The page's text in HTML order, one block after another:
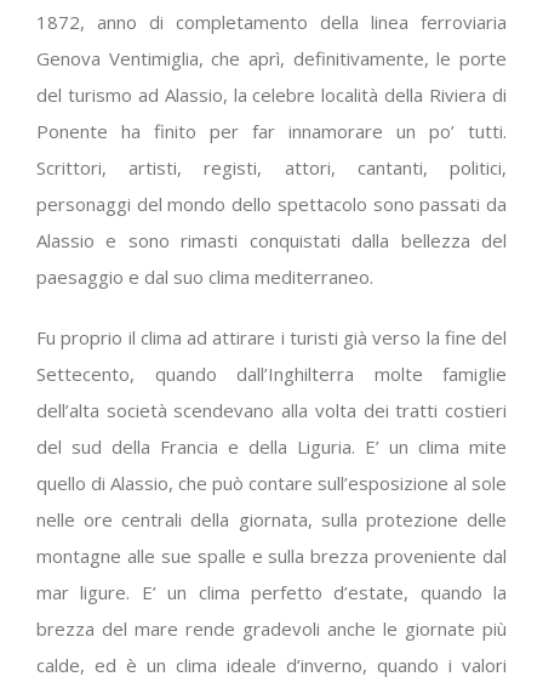
1872, anno di completamento della linea ferroviaria
Genova Ventimiglia, che aprì, definitivamente, le porte
del turismo ad Alassio, la celebre località della Riviera di
Ponente ha finito per far innamorare un po’ tutti.
Scrittori, artisti, registi, attori, cantanti, politici,
personaggi del mondo dello spettacolo sono passati da
Alassio e sono rimasti conquistati dalla bellezza del
paesaggio e dal suo clima mediterraneo.
Fu proprio il clima ad attirare i turisti già verso la fine del
Settecento, quando dall’Inghilterra molte famiglie
dell’alta società scendevano alla volta dei tratti costieri
del sud della Francia e della Liguria. E’ un clima mite
quello di Alassio, che può contare sull’esposizione al sole
nelle ore centrali della giornata, sulla protezione delle
montagne alle sue spalle e sulla brezza proveniente dal
mar ligure. E’ un clima perfetto d’estate, quando la
brezza del mare rende gradevoli anche le giornate più
calde, ed è un clima ideale d’inverno, quando i valori